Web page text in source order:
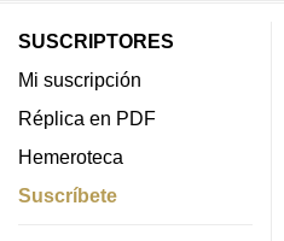
SUSCRIPTORES
Mi suscripción
Réplica en PDF
Hemeroteca
Suscríbete